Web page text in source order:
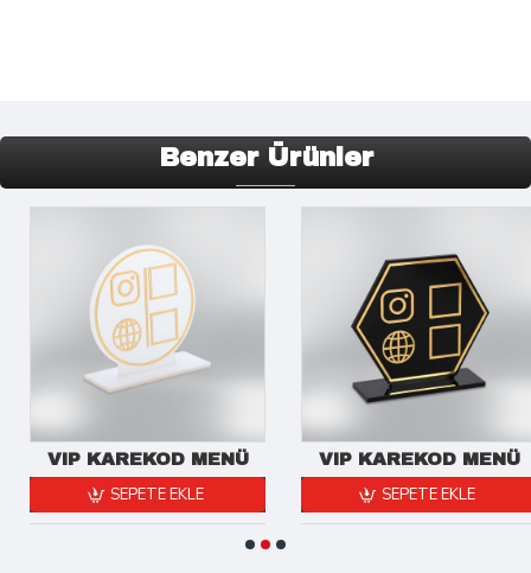
Benzer Ürünler
VIP KAREKOD MENÜ
SEPETE EKLE
VIP KAREKOD MENÜ
SEPETE EKLE